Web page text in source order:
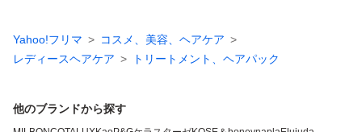
Yahoo!フリマ
コスメ、美容、ヘアケア
レディースヘアケア
トリートメント、ヘアパック
他のブランドから探す